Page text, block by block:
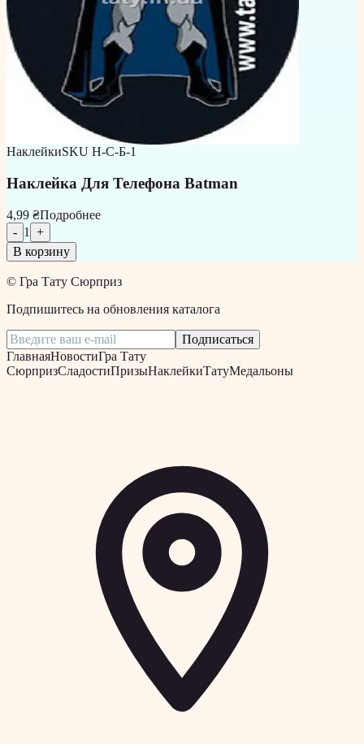
НаклейкиSKU Н-С-Б-1
Наклейка Для Телефона Batman
4,99 ₴Подробнее
- 1
+
В корзину
© Гра Тату Сюрприз
Подпишитесь на обновления каталога
Подписаться
ГлавнаяНовостиГра Тату
СюрпризСладостиПризыНаклейкиТатуМедальоны